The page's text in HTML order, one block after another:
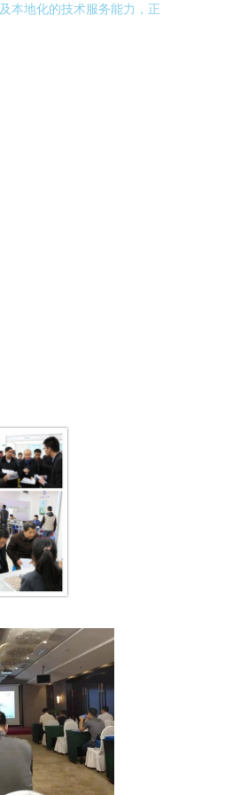
本地化的技术服务能力，正